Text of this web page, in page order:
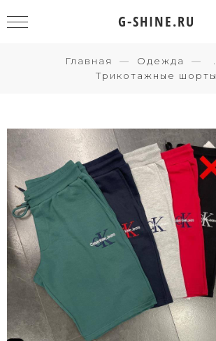
G-SHINE.RU
Главная Одежда
Трикотажные шорты